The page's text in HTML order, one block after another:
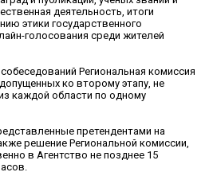
деятельность, итоги
этики государственного
голосования среди жителей
Региональная комиссия
ко второму этапу, не
каждой области по одному
претендентами на
решение Региональной комиссии,
в Агентство не позднее 15